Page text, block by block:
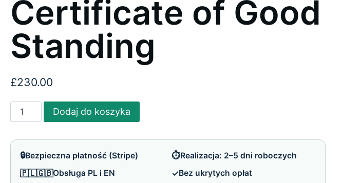
Certificate of Good
Standing
£230.00
ilość
Certyfikat
nieposzlakowanej
spółki
Dodaj do koszyka
🔒Bezpieczna płatność (Stripe) ⏱️Realizacja: 2–5 dni roboczych
🇵🇱🇬🇧Obsługa PL i EN ✓Bez ukrytych opłat